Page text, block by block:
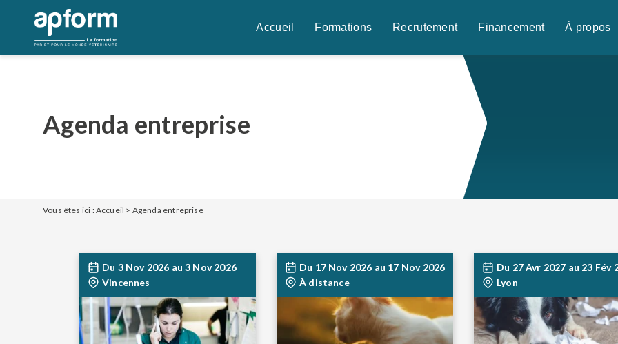
contenu
Accueil Formations Recrutement Financement À propos
Agenda entreprise
Vous êtes ici :Accueil > Agenda entreprise
Du 3 Nov 2026 au3 Nov 2026
Vincennes
Du 17 Nov 2026 au 17 Nov 2026
À distance
Du 27 Avr 2027 au 23 Fév
Lyon